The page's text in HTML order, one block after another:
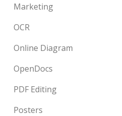
Marketing
OCR
Online Diagram
OpenDocs
PDF Editing
Posters